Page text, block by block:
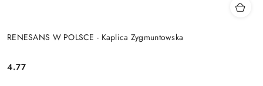
RENESANS W POLSCE - Kaplica Zygmuntowska
Cena:
4.77